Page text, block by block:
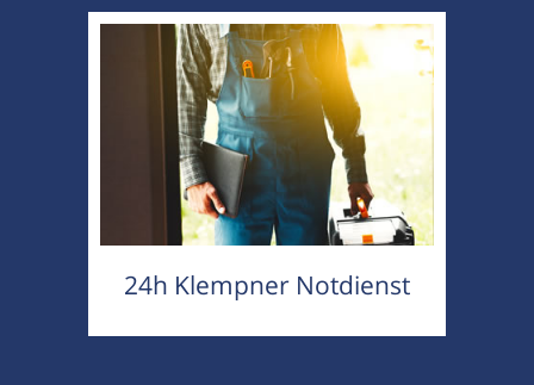
24h Klempner Notdienst